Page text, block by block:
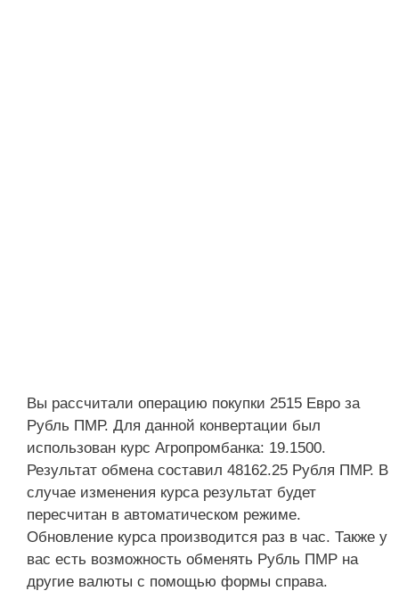
Вы рассчитали операцию покупки 2515 Евро за
Рубль ПМР. Для данной конвертации был
использован курс Агропромбанка: 19.1500.
Результат обмена составил 48162.25 Рубля ПМР. В
случае изменения курса результат будет
пересчитан в автоматическом режиме.
Обновление курса производится раз в час. Также у
вас есть возможность обменять Рубль ПМР на
другие валюты с помощью формы справа.